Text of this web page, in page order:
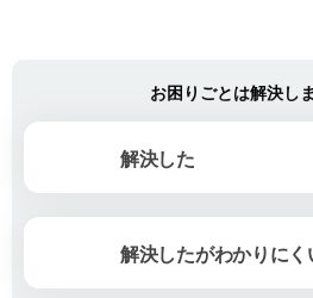
お困りごとは解決し
解決した
解決したがわかりにく